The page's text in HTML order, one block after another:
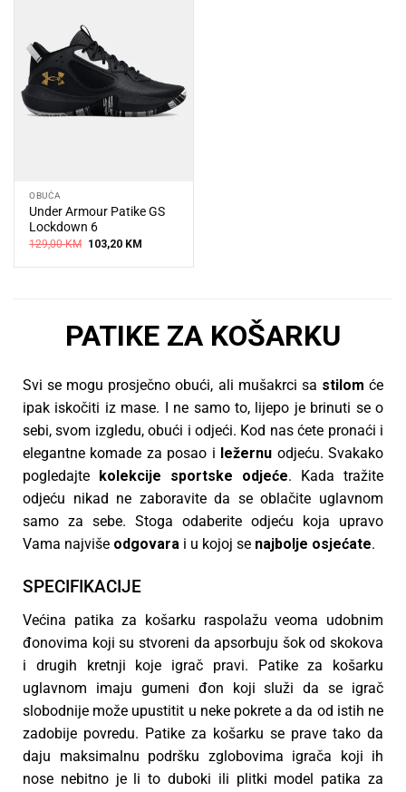
OBUĆA
Under Armour Patike GS
Lockdown 6
129,00KM Original
price
was:
103,20 KMCurrent
is:
PATIKE ZA KOŠARKU
Svi se mogu prosječno obući, ali mušakrci sa stilom će
ipak iskočiti iz mase. I ne samo to, lijepo je brinuti se o
sebi, svom izgledu, obući i odjeći. Kod nas ćete pronaći i
elegantne komade za posao i ležernu odjeću. Svakako
pogledajte kolekcije sportske odjeće. Kada tražite
odjeću nikad ne zaboravite da se oblačite uglavnom
samo za sebe. Stoga odaberite odjeću koja upravo
Vama najviše odgovara i u kojoj se najbolje osjećate.
SPECIFIKACIJE
Većina patika za košarku raspolažu veoma udobnim
đonovima koji su stvoreni da apsorbuju šok od skokova
i drugih kretnji koje igrač pravi. Patike za košarku
uglavnom imaju gumeni đon koji služi da se igrač
slobodnije može upustitit u neke pokrete a da od istih ne
zadobije povredu. Patike za košarku se prave tako da
daju maksimalnu podršku zglobovima igrača koji ih
nose nebitno je li to duboki ili plitki model patika za